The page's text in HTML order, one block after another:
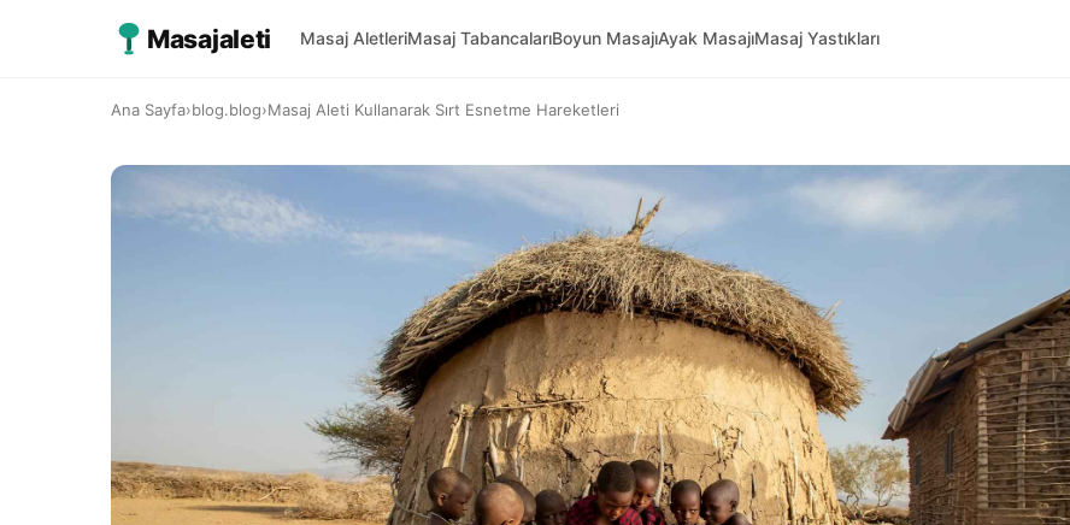
Masajaleti Masaj AletleriMasaj TabancalarıBoyun MasajıAyak MasajıMasaj Yastıkları
Ana Sayfa›blog.blog›Masaj Aleti Kullanarak Sırt Esnetme Hareketleri